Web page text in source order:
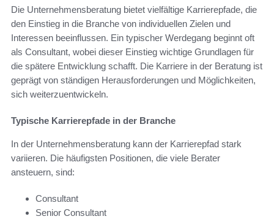
Die Unternehmensberatung bietet vielfältige Karrierepfade, die
den Einstieg in die Branche von individuellen Zielen und
Interessen beeinflussen. Ein typischer Werdegang beginnt oft
als Consultant, wobei dieser Einstieg wichtige Grundlagen für
die spätere Entwicklung schafft. Die Karriere in der Beratung ist
geprägt von ständigen Herausforderungen und Möglichkeiten,
sich weiterzuentwickeln.
Typische Karrierepfade in der Branche
In der Unternehmensberatung kann der Karrierepfad stark
variieren. Die häufigsten Positionen, die viele Berater
ansteuern, sind:
Consultant
Senior Consultant